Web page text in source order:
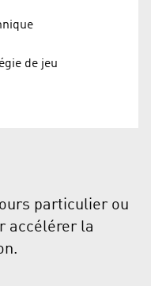
de jeu
particulier ou
accélérer la